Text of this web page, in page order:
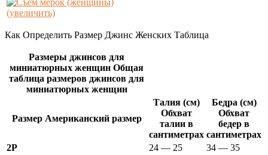
(увеличить)
Как Определить Размер Джинс Женских Таблица
Размеры джинсов для
миниатюрных женщин Общая
таблица размеров джинсов для
миниатюрных женщин
Размер Американский размер
Талия (см)
Обхват
талии в
сантиметрах
Бедра (см)
Обхват
бедер в
сантиметрах
2P
24 — 25
34 — 35